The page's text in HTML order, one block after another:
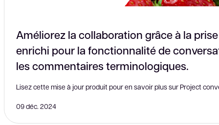
Améliorez la collaboration grâce à la
enrichi pour la fonctionnalité de
les commentaires terminologiques.
Lisez cette mise à jour produit pour en savoir plus sur Project
09 déc. 2024